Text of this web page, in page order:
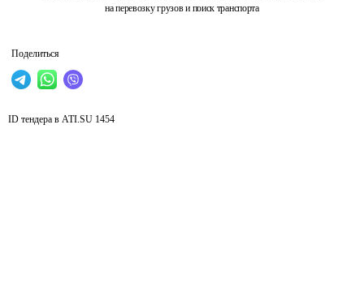
на перевозку грузов и поиск транспорта
Поделиться
ID тендера в ATI.SU 1454